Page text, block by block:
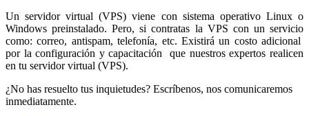
Un servidor virtual (VPS) viene con sistema operativo Linux o
Windows preinstalado. Pero, si contratas la VPS con un servicio
como: correo, antispam, telefonía, etc. Existirá un costo adicional
por la configuración y capacitación que nuestros expertos realicen
en tu servidor virtual (VPS).
¿No has resuelto tus inquietudes? Escríbenos, nos comunicaremos
inmediatamente.